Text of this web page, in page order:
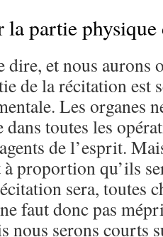
partie
dire, et nous aurons
de la récitation est
Les organes
toutes les
de l’esprit.
à proportion qu’ils
sera, toutes
faut donc pas
nous serons courts